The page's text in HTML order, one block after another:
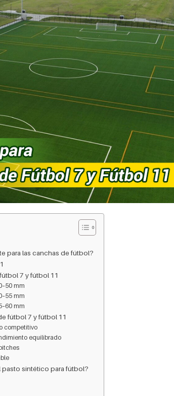
para las canchas de fútbol?
7 y fútbol 11
mm
mm
mm
fútbol 7 y fútbol 11
competitivo
equilibrado
pasto sintético para fútbol?